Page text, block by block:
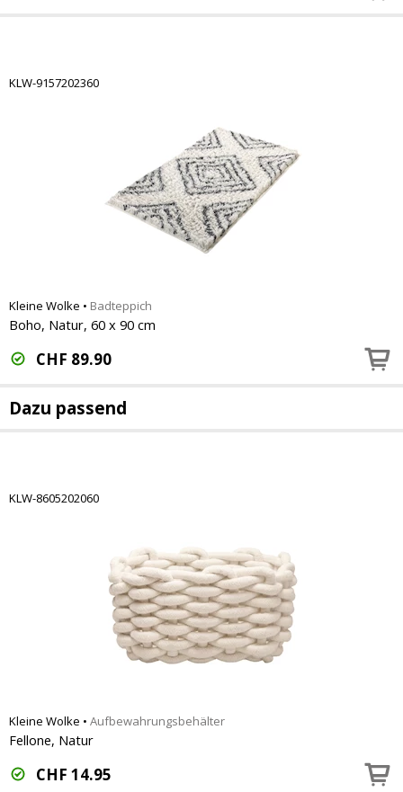
KLW-9157202360
Kleine Wolke • Badteppich
Boho, Natur, 60 x 90 cm
CHF 89.90
Dazu passend
KLW-8605202060
Kleine Wolke • Aufbewahrungsbehälter
Fellone, Natur
CHF 14.95